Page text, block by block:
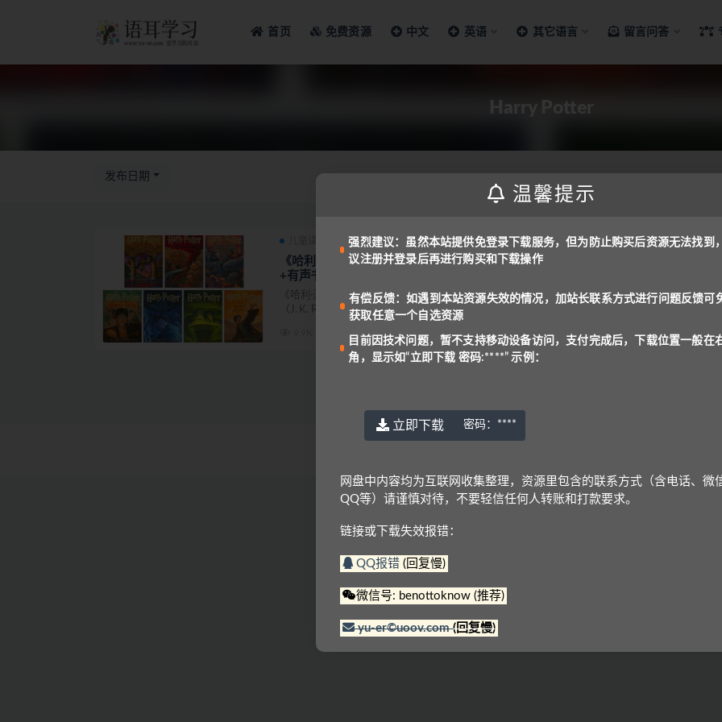
首页 免费资源 中文 英语 其它语言 留言问答
Harry Potter
发布日期
备课资料
《哈利·波特》(Harry Potter)中英双语全集[书
+有声书+精讲+音频+影视]
《哈利·波特》（Harry Potter）是英国作家J.K.罗琳
（J. K. Rowling...
6
温馨提示
强烈建议：虽然本站提供免登录下载服务，但为防止购买后资源无法找到
议注册并登录后再进行购买和下载操作
有偿反馈：如遇到本站资源失效的情况，加站长联系方式进行问题反馈可
获取任意一个自选资源
目前因技术问题，暂不支持移动设备访问，支付完成后，下载位置一般在
角，显示如“立即下载 密码:****” 示例：
立即下载 密码： ****
网盘中内容均为互联网收集整理，资源里包含的联系方式（含电话、微
QQ等）请谨慎对待，不要轻信任何人转账和打款要求。
链接或下载失效报错：
QQ报错 (回复慢)
微信号: benottoknow (推荐)
yu-er©uoov.com(回复慢)